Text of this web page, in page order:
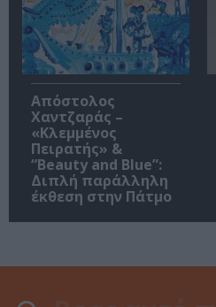
Απόστολος
Χαντζαράς –
«Κλεμμένος
Πειρατής» &
“Beauty and Blue”:
Διπλή παράλληλη
έκθεση στην Πάτμο